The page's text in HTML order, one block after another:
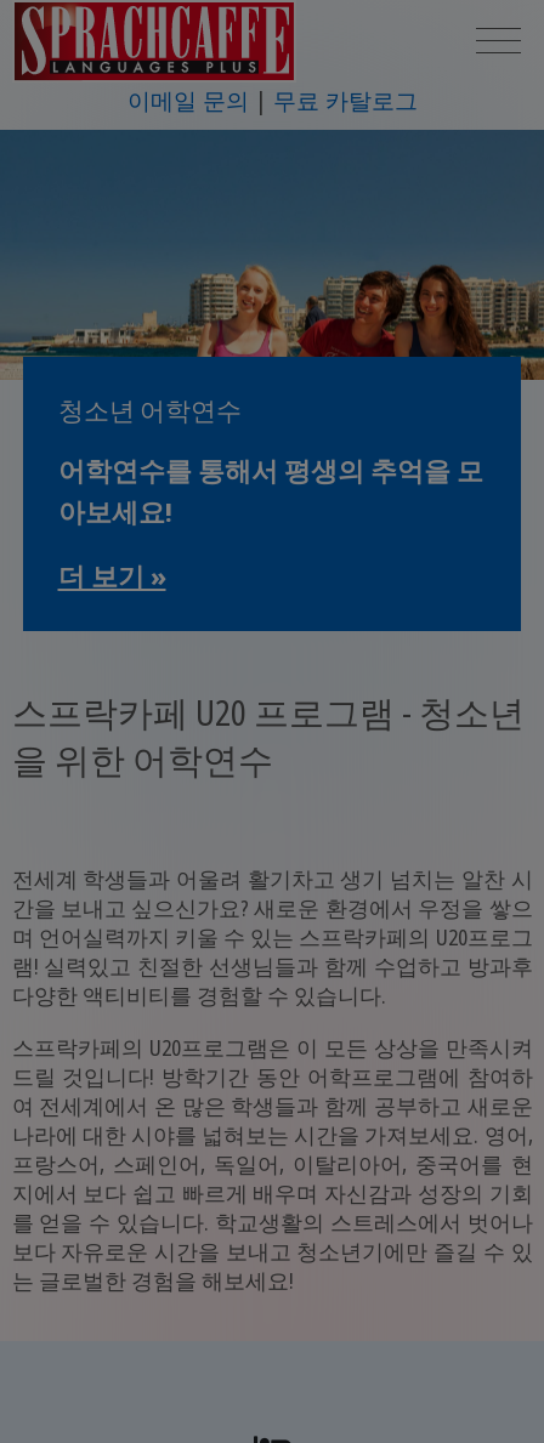
이메일 문의 무료 카탈로그
청소년 어학연수
어학연수를 통해서 평생의 추억을 모
아보세요!
더 보기 »
스프락카페 U20 프로그램 - 청소년
을 위한 어학연수
전세계 학생들과 어울려 활기차고 생기 넘치는 알찬 시
간을 보내고 싶으신가요? 새로운 환경에서 우정을 쌓으
며 언어실력까지 키울 수 있는 스프락카페의 U20프로그
램! 실력있고 친절한 선생님들과 함께 수업하고 방과후
다양한 액티비티를 경험할 수 있습니다.
스프락카페의 U20프로그램은 이 모든 상상을 만족시켜
드릴 것입니다! 방학기간 동안 어학프로그램에 참여하
여 전세계에서 온 많은 학생들과 함께 공부하고 새로운
나라에 대한 시야를 넓혀보는 시간을 가져보세요. 영어,
프랑스어, 스페인어, 독일어, 이탈리아어, 중국어를 현
지에서 보다 쉽고 빠르게 배우며 자신감과 성장의 기회
를 얻을 수 있습니다. 학교생활의 스트레스에서 벗어나
보다 자유로운 시간을 보내고 청소년기에만 즐길 수 있
는 글로벌한 경험을 해보세요!